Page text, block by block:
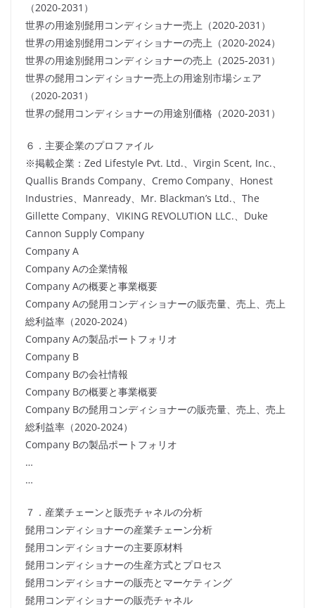
（2020-2031）
世界の用途別髭用コンディショナー売上（2020-2031）
世界の用途別髭用コンディショナーの売上（2020-2024）
世界の用途別髭用コンディショナーの売上（2025-2031）
世界の髭用コンディショナー売上の用途別市場シェア
（2020-2031）
世界の髭用コンディショナーの用途別価格（2020-2031）
６．主要企業のプロファイル
※掲載企業：Zed Lifestyle Pvt. Ltd.、Virgin Scent, Inc.、
Quallis Brands Company、Cremo Company、Honest
Industries、Manready、Mr. Blackman’s Ltd.、The
Gillette Company、VIKING REVOLUTION LLC.、Duke
Cannon Supply Company
Company A
Company Aの企業情報
Company Aの概要と事業概要
Company Aの髭用コンディショナーの販売量、売上、売上
総利益率（2020-2024）
Company Aの製品ポートフォリオ
Company B
Company Bの会社情報
Company Bの概要と事業概要
Company Bの髭用コンディショナーの販売量、売上、売上
総利益率（2020-2024）
Company Bの製品ポートフォリオ
…
…
７．産業チェーンと販売チャネルの分析
髭用コンディショナーの産業チェーン分析
髭用コンディショナーの主要原材料
髭用コンディショナーの生産方式とプロセス
髭用コンディショナーの販売とマーケティング
髭用コンディショナーの販売チャネル